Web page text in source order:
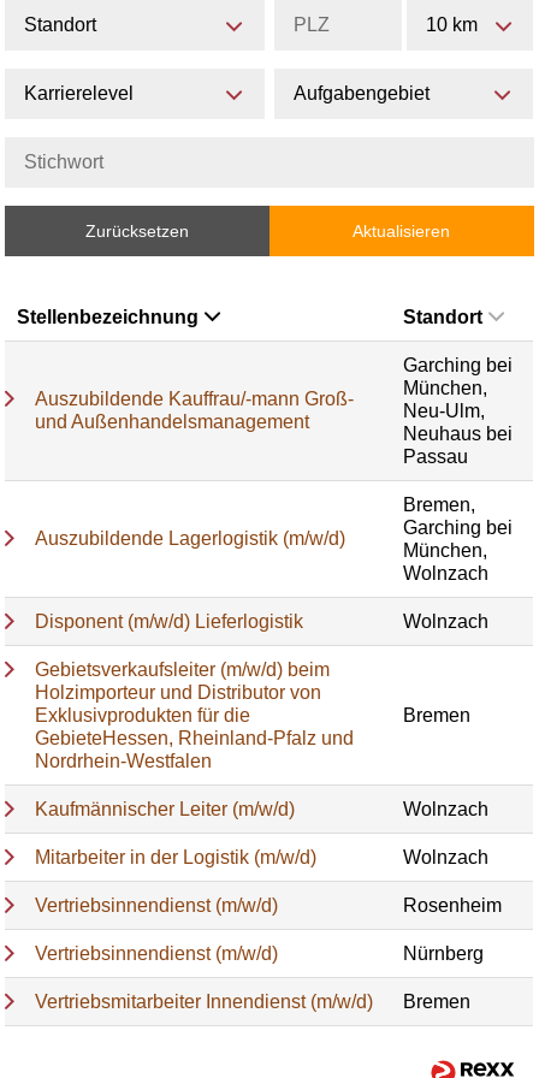
Standort 10 km
Karrierelevel Aufgabengebiet
Zurücksetzen Aktualisieren
Stellenbezeichnung Standort
Auszubildende Kauffrau/-mann Groß-
und Außenhandelsmanagement
Garching bei
München,
Neu-Ulm,
Neuhaus bei
Passau
Auszubildende Lagerlogistik (m/w/d)
Bremen,
Garching bei
München,
Wolnzach
Disponent (m/w/d) Lieferlogistik Wolnzach
Gebietsverkaufsleiter (m/w/d) beim
Holzimporteur und Distributor von
Exklusivprodukten für die
GebieteHessen, Rheinland-Pfalz und
Nordrhein-Westfalen
Bremen
Kaufmännischer Leiter (m/w/d) Wolnzach
Mitarbeiter in der Logistik (m/w/d) Wolnzach
Vertriebsinnendienst (m/w/d) Rosenheim
Vertriebsinnendienst (m/w/d) Nürnberg
Vertriebsmitarbeiter Innendienst (m/w/d) Bremen